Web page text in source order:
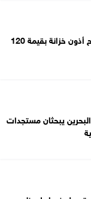
غدًا.. البنك المركزي يطرح أذون خزانة بقيمة 120
يبحثان مستجدات